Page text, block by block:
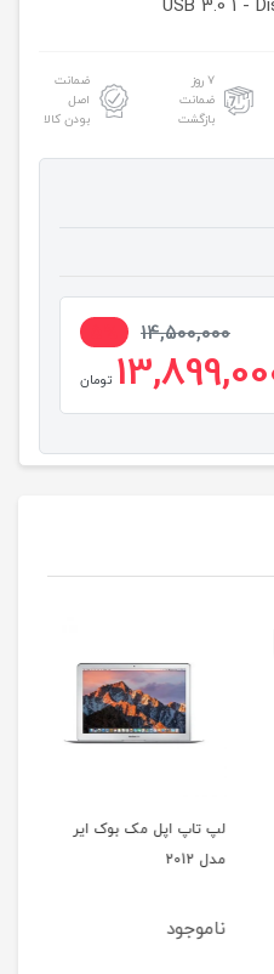
USB 3.0 1 -
۷ روز
ضمانت
بازگشت
ضمانت
اصل
بودن کالا
14,500,000
تومان
لپ تاپ اپل مک بوک ایر
مدل 2012
ناموجود